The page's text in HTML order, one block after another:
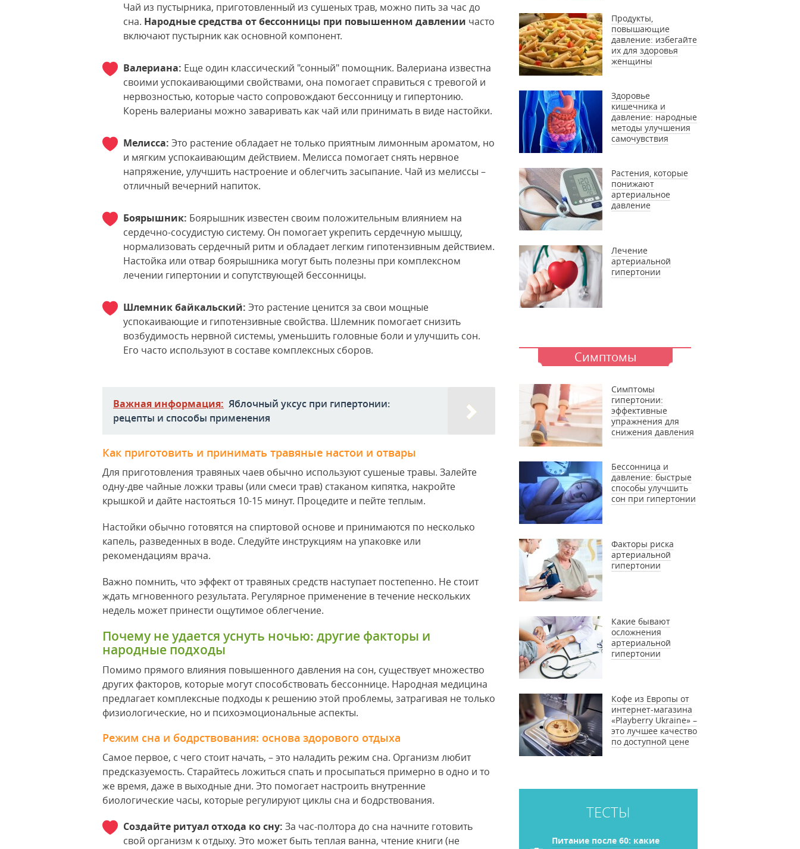
Чай из пустырника, приготовленный из сушеных трав, можно пить за час до
сна. Народные средства от бессонницы при повышенном давлении часто
включают пустырник как основной компонент.
Валериана: Еще один классический "сонный" помощник. Валериана известна
своими успокаивающими свойствами, она помогает справиться с тревогой и
нервозностью, которые часто сопровождают бессонницу и гипертонию.
Корень валерианы можно заваривать как чай или принимать в виде настойки.
Мелисса: Это растение обладает не только приятным лимонным ароматом, но
и мягким успокаивающим действием. Мелисса помогает снять нервное
напряжение, улучшить настроение и облегчить засыпание. Чай из мелиссы –
отличный вечерний напиток.
Боярышник: Боярышник известен своим положительным влиянием на
сердечно-сосудистую систему. Он помогает укрепить сердечную мышцу,
нормализовать сердечный ритм и обладает легким гипотензивным действием.
Настойка или отвар боярышника могут быть полезны при комплексном
лечении гипертонии и сопутствующей бессонницы.
Шлемник байкальский: Это растение ценится за свои мощные
успокаивающие и гипотензивные свойства. Шлемник помогает снизить
возбудимость нервной системы, уменьшить головные боли и улучшить сон.
Его часто используют в составе комплексных сборов.
Важная информация: Яблочный уксус при гипертонии:
рецепты и способы применения
Как приготовить и принимать травяные настои и отвары
Для приготовления травяных чаев обычно используют сушеные травы. Залейте
одну-две чайные ложки травы (или смеси трав) стаканом кипятка, накройте
крышкой и дайте настояться 10-15 минут. Процедите и пейте теплым.
Настойки обычно готовятся на спиртовой основе и принимаются по несколько
капель, разведенных в воде. Следуйте инструкциям на упаковке или
рекомендациям врача.
Важно помнить, что эффект от травяных средств наступает постепенно. Не стоит
ждать мгновенного результата. Регулярное применение в течение нескольких
недель может принести ощутимое облегчение.
Почему не удается уснуть ночью: другие факторы и
народные подходы
Помимо прямого влияния повышенного давления на сон, существует множество
других факторов, которые могут способствовать бессоннице. Народная медицина
предлагает комплексные подходы к решению этой проблемы, затрагивая не только
физиологические, но и психоэмоциональные аспекты.
Режим сна и бодрствования: основа здорового отдыха
Самое первое, с чего стоит начать, – это наладить режим сна. Организм любит
предсказуемость. Старайтесь ложиться спать и просыпаться примерно в одно и то
же время, даже в выходные дни. Это помогает настроить внутренние
биологические часы, которые регулируют циклы сна и бодрствования.
Создайте ритуал отхода ко сну: За час-полтора до сна начните готовить
свой организм к отдыху. Это может быть теплая ванна, чтение книги (не
Продукты,
повышающие
давление: избегайте
их для здоровья
женщины
Здоровье
кишечника и
давление: народные
методы улучшения
самочувствия
Растения, которые
понижают
артериальное
давление
Лечение
артериальной
гипертонии
Симптомы
Симптомы
гипертонии:
эффективные
упражнения для
снижения давления
Бессонница и
давление: быстрые
способы улучшить
сон при гипертонии
Факторы риска
артериальной
гипертонии
Какие бывают
осложнения
артериальной
гипертонии
Кофе из Европы от
интернет-магазина
«Playberry Ukraine» –
это лучшее качество
по доступной цене
ТЕСТЫ
Питание после 60: какие